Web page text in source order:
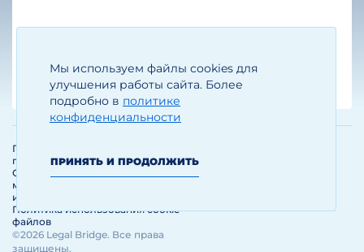
Мы используем файлы cookies для
улучшения работы сайта. Более
подробно в политике
конфиденциальности
ПРИНЯТЬ И ПРОДОЛЖИТЬ
Егизарян И.А.
Генеральный директор
©2026 Legal Bridge. Все права
защищены.
Политика обработки и защиты
персональных данных
Политика использования cookie-
файлов
Соглашение об использовании
материалов и сервисов
интернет-сайта